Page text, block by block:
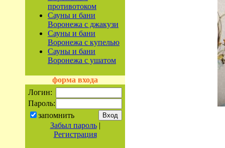
противотоком
Сауны и бани
Воронежа с джакузи
Сауны и бани
Воронежа с купелью
Сауны и бани
Воронежа с ушатом
форма входа
Логин:
Пароль:
запомнить
Забыл пароль|
Регистрация